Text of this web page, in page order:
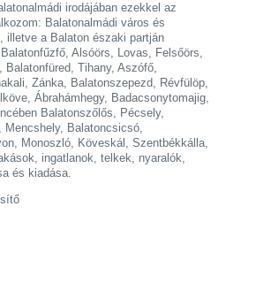
irodájában ezekkel az
Balatonalmádi város és
illetve a Balaton északi partján
Alsóörs, Lovas, Felsőörs,
Balatonfüred, Tihany, Aszófő,
Zánka, Balatonszepezd, Révfülöp,
Ábrahámhegy, Badacsonytomajig,
Balatonszőlős, Pécsely,
Mencshely, Balatoncsicsó,
Monoszló, Köveskál, Szentbékkálla,
ingatlanok, telkek, nyaralók,
és kiadása.